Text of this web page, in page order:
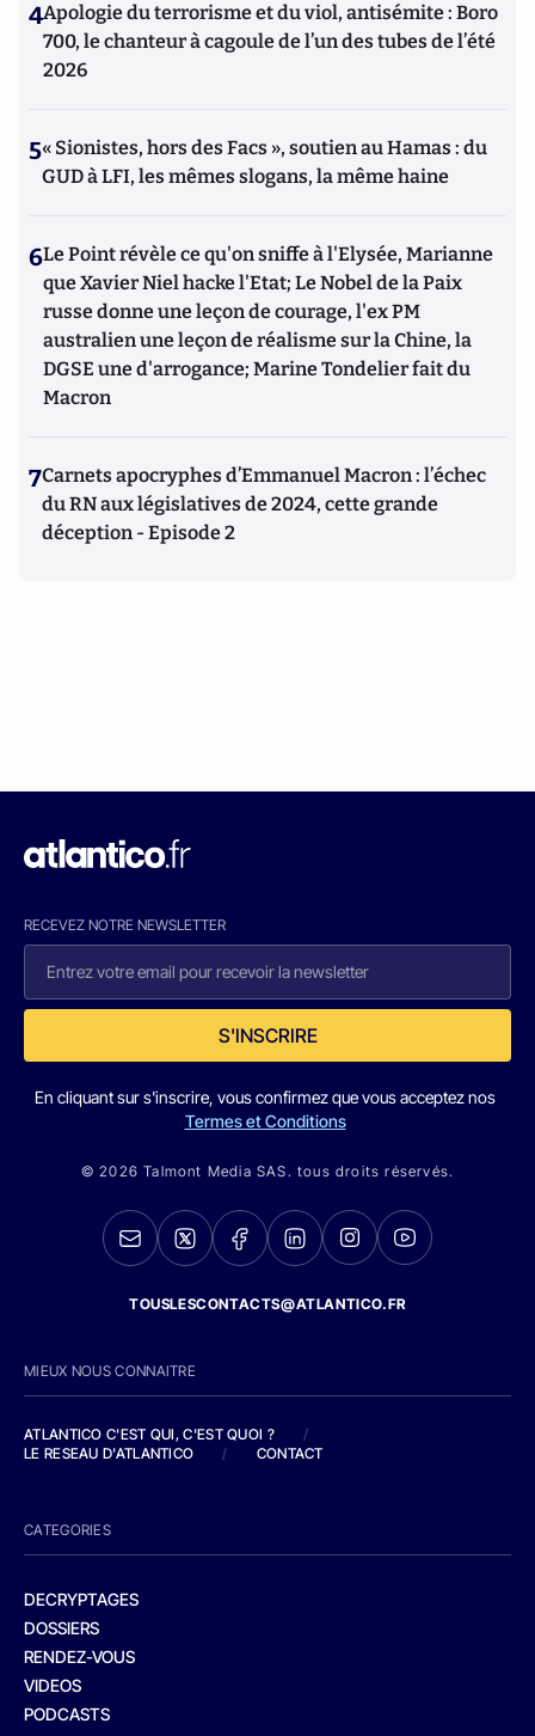
4Apologie du terrorisme et du viol, antisémite : Boro
700, le chanteur à cagoule de l’un des tubes de l’été
2026
5« Sionistes, hors des Facs », soutien au Hamas : du
GUD à LFI, les mêmes slogans, la même haine
6Le Point révèle ce qu'on sniffe à l'Elysée, Marianne
que Xavier Niel hacke l'Etat; Le Nobel de la Paix
russe donne une leçon de courage, l'ex PM
australien une leçon de réalisme sur la Chine, la
DGSE une d'arrogance; Marine Tondelier fait du
Macron
7Carnets apocryphes d’Emmanuel Macron : l’échec
du RN aux législatives de 2024, cette grande
déception - Episode 2
RECEVEZ NOTRE NEWSLETTER
S'INSCRIRE
En cliquant sur s'inscrire, vous confirmez que vous acceptez nos
Termes et Conditions
© 2026 Talmont Media SAS. tous droits réservés.
TOUSLESCONTACTS@ATLANTICO.FR
MIEUX NOUS CONNAITRE
ATLANTICO C'EST QUI, C'EST QUOI ?
/
LE RESEAU D'ATLANTICO
/ CONTACT
CATEGORIES
DECRYPTAGES
DOSSIERS
RENDEZ-VOUS
VIDEOS
PODCASTS